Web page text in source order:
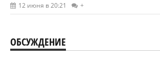
12 июня в 20:21 +
ОБСУЖДЕНИЕ